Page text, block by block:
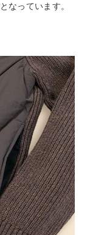
なっています。